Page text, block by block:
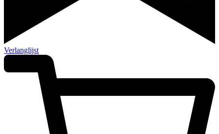
Verlanglijst